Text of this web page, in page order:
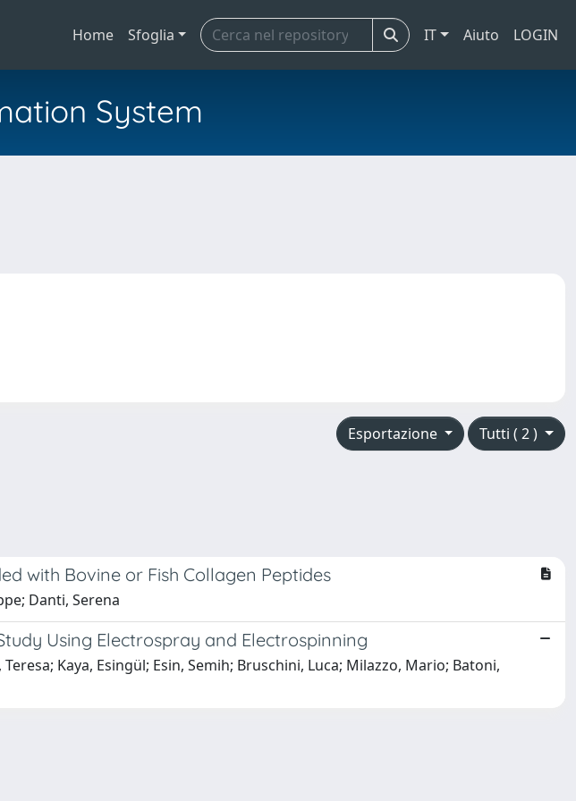
Home Sfoglia IT Aiuto LOGIN
System
Tutti ( 2 )
Esportazione
with Bovine or Fish Collagen Peptides
Danti, Serena
Using Electrospray and Electrospinning
Kaya, Esingül; Esin, Semih; Bruschini, Luca; Milazzo, Mario; Batoni,